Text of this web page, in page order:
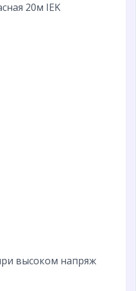
20м IEK
высоком напряж